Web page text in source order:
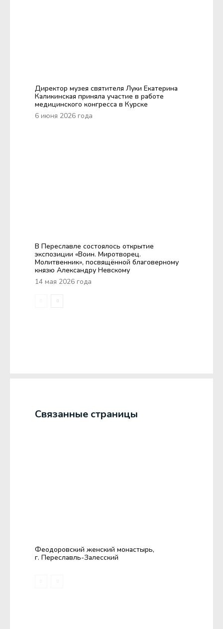
Директор музея святителя Луки Екатерина
Каликинская приняла участие в работе
медицинского конгресса в Курске
6 июня 2026 года
В Переславле состоялось открытие
экспозиции «Воин. Миротворец.
Молитвенник», посвящённой благоверному
князю Александру Невскому
14 мая 2026 года
Связанные страницы
Феодоровский женский монастырь,
г. Переславль-Залесский